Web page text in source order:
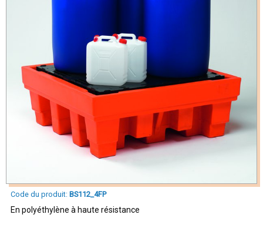
Code du produit: BS112_4FP
En polyéthylène à haute résistance